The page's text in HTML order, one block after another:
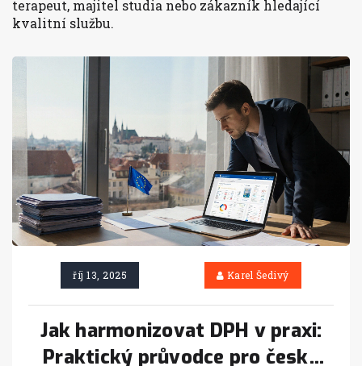
terapeut, majitel studia nebo zákazník hledající
kvalitní službu.
říj 13, 2025 Karel Šedivý
Jak harmonizovat DPH v praxi:
Praktický průvodce pro české